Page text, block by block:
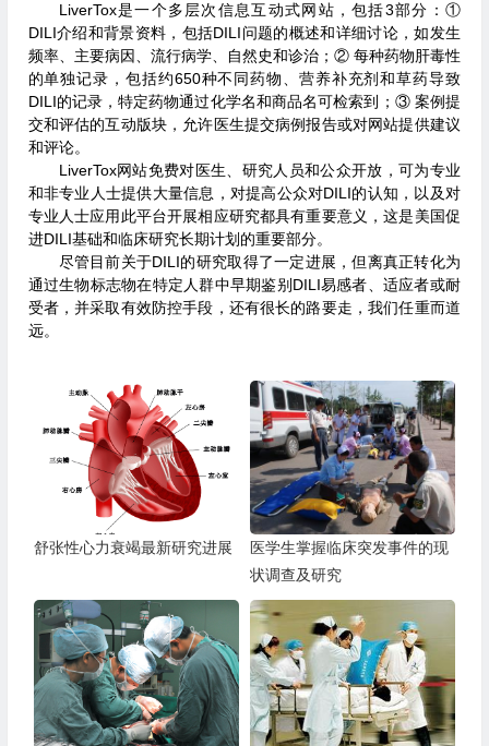
LiverTox是一个多层次信息互动式网站，包括3部分：①
DILI介绍和背景资料，包括DILI问题的概述和详细讨论，如发生
频率、主要病因、流行病学、自然史和诊治；② 每种药物肝毒性
的单独记录，包括约650种不同药物、营养补充剂和草药导致
DILI的记录，特定药物通过化学名和商品名可检索到；③ 案例提
交和评估的互动版块，允许医生提交病例报告或对网站提供建议
和评论。
LiverTox网站免费对医生、研究人员和公众开放，可为专业
和非专业人士提供大量信息，对提高公众对DILI的认知，以及对
专业人士应用此平台开展相应研究都具有重要意义，这是美国促
进DILI基础和临床研究长期计划的重要部分。
尽管目前关于DILI的研究取得了一定进展，但离真正转化为
通过生物标志物在特定人群中早期鉴别DILI易感者、适应者或耐
受者，并采取有效防控手段，还有很长的路要走，我们任重而道
远。
舒张性心力衰竭最新研究进展
医学生掌握临床突发事件的现
状调查及研究